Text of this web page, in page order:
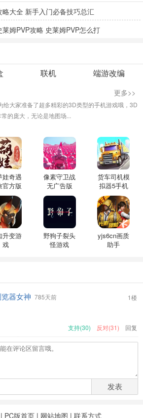
大全 新手入门必备技巧总汇
姆PVP攻略 史莱姆PVP怎么打
联机
端游改编
更多>>
给大家准备了超多精彩的3D类型的手机游戏哦，3D
的庞大，无论是地图场...
娃奇遇
官方版
像素守卫战
无广告版
货车司机模
拟器5手机
版
升变游
戏
野狗子裂头
怪游戏
yjs6cn画质
助手
器女神 785天前 1楼
支持(30) 反对(31) 回复
发表
PC版首页| 网站地图 | 联系方式